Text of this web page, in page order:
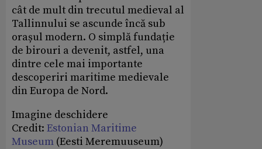
cât de mult din trecutul medieval al
Tallinnului se ascunde încă sub
orașul modern. O simplă fundație
de birouri a devenit, astfel, una
dintre cele mai importante
descoperiri maritime medievale
din Europa de Nord.
Imagine deschidere
Credit: Estonian Maritime
Museum (Eesti Meremuuseum)